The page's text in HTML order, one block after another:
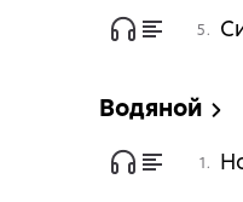
5.
Водяной
1.